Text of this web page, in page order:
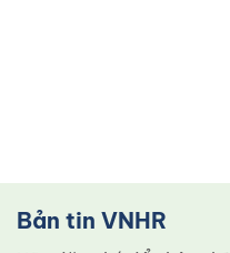
Bản tin VNHR